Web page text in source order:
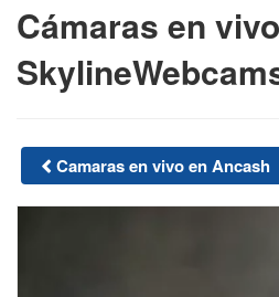
Cámaras en
Camaras en vivo en Ancash